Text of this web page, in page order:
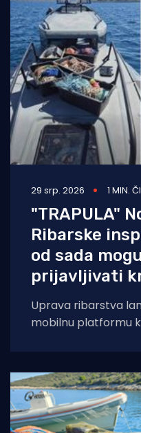
29 srp. 2026 1 MIN.
"TRAPULA"
Ribarske
od sada
prijavljivati
Uprava ribarstva
mobilnu platformu